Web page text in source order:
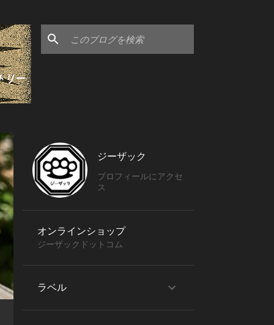
リー
ジーザック
プロフィールにアクセ
ス
オンラインショップ
ジーザックドットコム
ラベル